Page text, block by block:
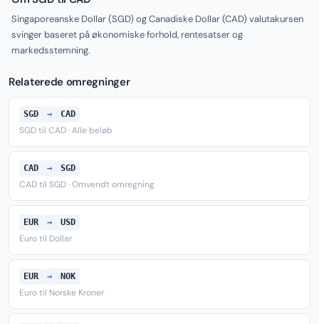
Singaporeanske Dollar (SGD) og Canadiske Dollar (CAD) valutakursen
svinger baseret på økonomiske forhold, rentesatser og
markedsstemning.
Relaterede omregninger
SGD → CAD
SGD til CAD · Alle beløb
CAD → SGD
CAD til SGD · Omvendt omregning
EUR → USD
Euro til Dollar
EUR → NOK
Euro til Norske Kroner